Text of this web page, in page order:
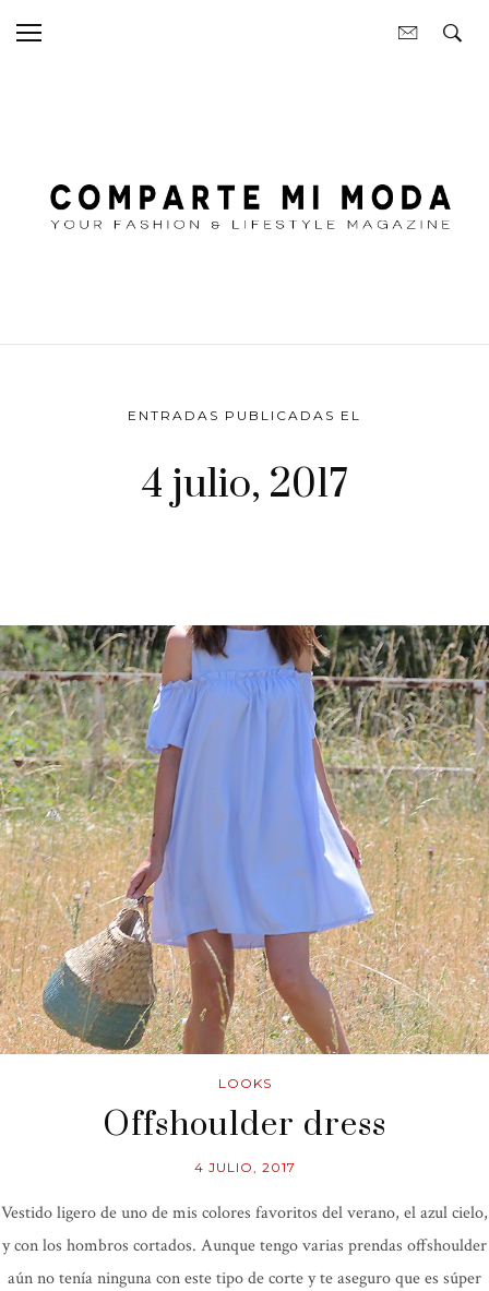
ENTRADAS PUBLICADAS EL
4 julio, 2017
LOOKS
Offshoulder dress
4 JULIO, 2017
Vestido ligero de uno de mis colores favoritos del verano, el azul cielo,
y con los hombros cortados. Aunque tengo varias prendas offshoulder
aún no tenía ninguna con este tipo de corte y te aseguro que es súper